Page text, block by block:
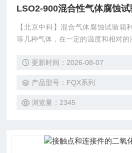
LSO2-900混合性气体腐蚀试
【北京中科】混合气体腐蚀试验箱
等几种气体，在一定的温度和相对的
更新时间：2026-08-07
产品型号：FQX系列
浏览量：2345